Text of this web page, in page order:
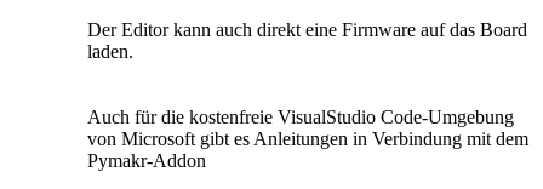
Der Editor kann auch direkt eine Firmware auf das Board
laden.
Auch für die kostenfreie VisualStudio Code-Umgebung
von Microsoft gibt es Anleitungen in Verbindung mit dem
Pymakr-Addon